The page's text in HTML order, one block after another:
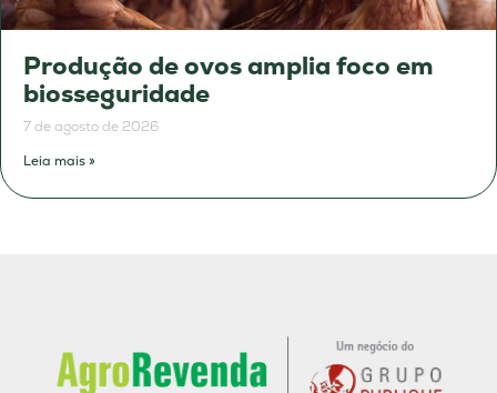
Produção de ovos amplia foco em
biosseguridade
7 de agosto de 2026
Leia mais »